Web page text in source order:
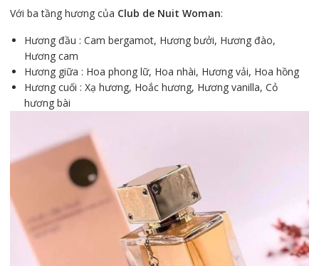
Với ba tầng hương của Club de Nuit Woman:
Hương đầu : Cam bergamot, Hương bưởi, Hương đào,
Hương cam
Hương giữa : Hoa phong lữ, Hoa nhài, Hương vải, Hoa hồng
Hương cuối : Xạ hương, Hoắc hương, Hương vanilla, Cỏ
hương bài